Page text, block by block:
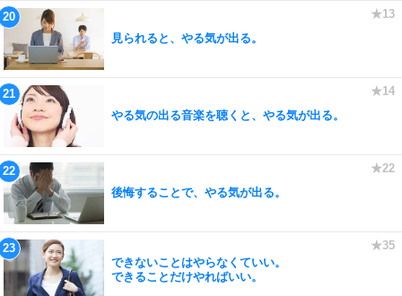
見られると、やる気が出る。
やる気の出る音楽を聴くと、やる気が出る。
後悔することで、やる気が出る。
できないことはやらなくていい。
できることだけやればいい。